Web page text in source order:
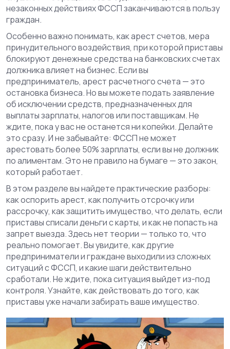
незаконных действиях ФССП заканчиваются в пользу
граждан.
Особенно важно понимать, какарест счетов, мера
принудительного воздействия, при которой приставы
блокируют денежные средства на банковских счетах
должникавлияет на бизнес. Если вы
предприниматель, арест расчетного счета — это
остановка бизнеса. Но вы можете подать заявление
об исключении средств, предназначенных для
выплаты зарплаты, налогов или поставщикам. Не
ждите, пока у вас не останется ни копейки. Делайте
это сразу. И не забывайте: ФССП не может
арестовать более 50% зарплаты, если вы не должник
по алиментам. Это не правило на бумаге — это закон,
который работает.
В этом разделе вы найдете практические разборы:
как оспорить арест, как получить отсрочку или
рассрочку, как защитить имущество, что делать, если
приставы списали деньги с карты, и как не попасть на
запрет выезда. Здесь нет теории — только то, что
реально помогает. Вы увидите, как другие
предприниматели и граждане выходили из сложных
ситуаций с ФССП, и какие шаги действительно
сработали. Не ждите, пока ситуация выйдет из-под
контроля. Узнайте, как действовать до того, как
приставы уже начали забирать ваше имущество.